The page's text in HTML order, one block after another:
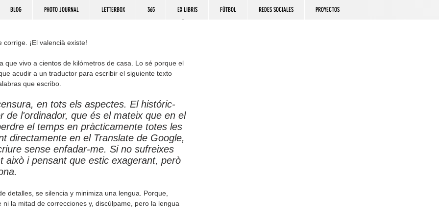
¡El valencià existe!
vivo a cientos de kilómetros de casa. Lo sé porque el
acudir a un traductor para escribir el siguiente texto
que escribo.
en tots els aspectes. El históric-
l'ordinador, que és el mateix que en el
el temps en pràcticamente totes les
directamente en el Translate de Google,
sense enfadar-me. Si no sufreixes
això i pensant que estic exagerant, però
detalles, se silencia y minimiza una lengua. Porque,
la mitad de correcciones y, discúlpame, pero la lengua
BLOG PHOTO JOURNAL LETTERBOX 365 EX LIBRIS FÚTBOL REDES SOCIALES PROYECTOS